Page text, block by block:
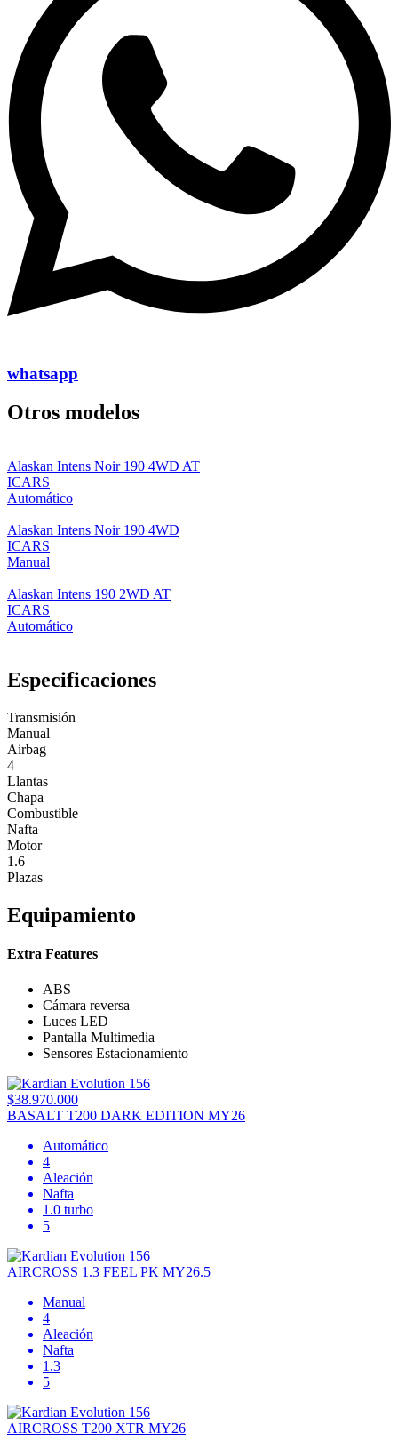
whatsapp
Otros modelos
Alaskan Intens Noir 190 4WD AT
ICARS
Automático
Alaskan Intens Noir 190 4WD
ICARS
Manual
Alaskan Intens 190 2WD AT
ICARS
Automático
Especificaciones
Transmisión
Manual
Airbag
4
Llantas
Chapa
Combustible
Nafta
Motor
1.6
Plazas
Equipamiento
Extra Features
ABS
Cámara reversa
Luces LED
Pantalla Multimedia
Sensores Estacionamiento
$38.970.000
BASALT T200 DARK EDITION MY26
Automático
4
Aleación
Nafta
1.0 turbo
5
AIRCROSS 1.3 FEEL PK MY26.5
Manual
4
Aleación
Nafta
1.3
5
AIRCROSS T200 XTR MY26